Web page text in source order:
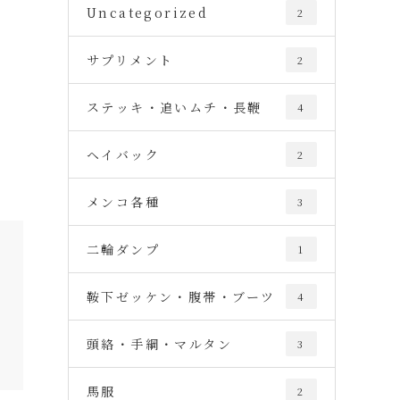
Uncategorized 2
サプリメント 2
ステッキ・追いムチ・長鞭 4
ヘイバック 2
メンコ各種 3
二輪ダンプ 1
鞍下ゼッケン・腹帯・ブーツ 4
頭絡・手綱・マルタン 3
馬服 2